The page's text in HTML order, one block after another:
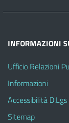
INFORMAZIONI
Ufficio Relazioni
Informazioni
Accessibilità
Sitemap